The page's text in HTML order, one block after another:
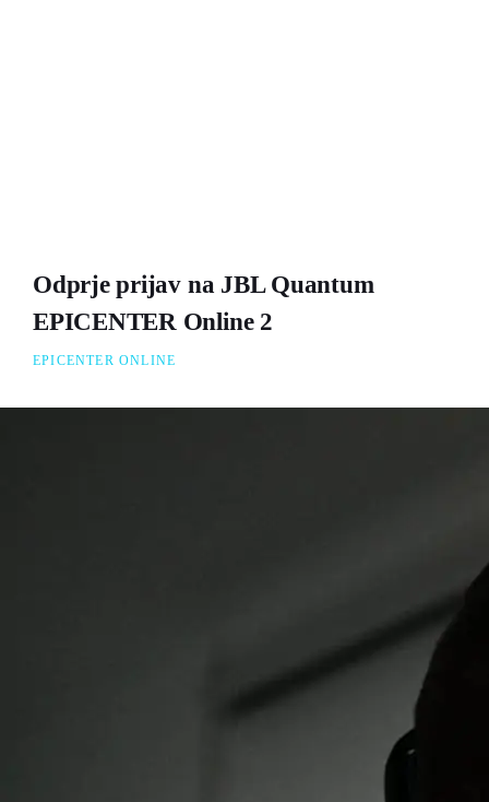
Odprje prijav na JBL Quantum
EPICENTER Online 2
EPICENTER ONLINE